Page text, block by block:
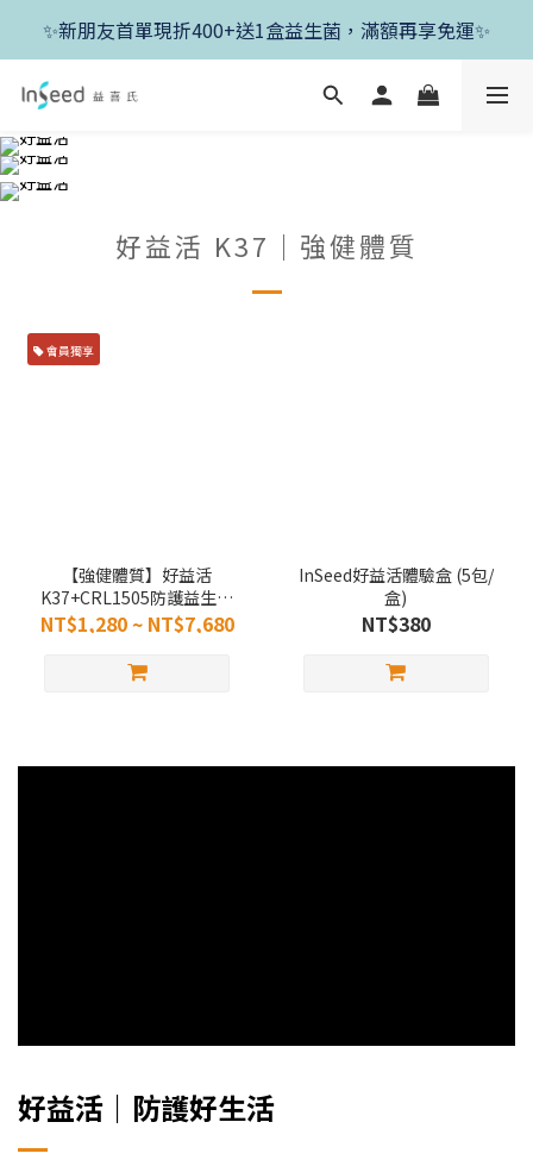
✨新朋友首單現折400+送1盒益生菌，滿額再享免運✨
✨新朋友首單現折400+送1盒益生菌，滿額再享免運✨
✨父親節開跑！好菌任搭8折，滿額加送1盒好菌✨
✨新朋友首單現折400+送1盒益生菌，滿額再享免運✨
好益活 K37｜強健體質
會員獨享
【強健體質】好益活
K37+CRL1505防護益生菌
(30入/盒)
NT$1,280 ~ NT$7,680
InSeed好益活體驗盒 (5包/
盒)
NT$380
好益活｜防護好生活